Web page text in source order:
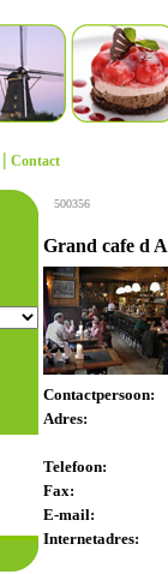
| Contact
500356
Grand cafe d
Contactpersoon:
Adres:
Telefoon:
Fax:
E-mail:
Internetadres: